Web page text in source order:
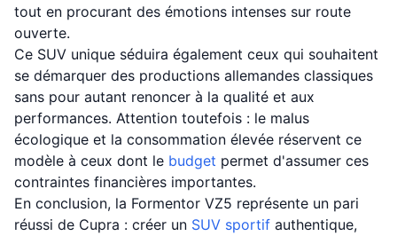
tout en procurant des émotions intenses sur route
ouverte.
Ce SUV unique séduira également ceux qui souhaitent
se démarquer des productions allemandes classiques
sans pour autant renoncer à la qualité et aux
performances. Attention toutefois : le malus
écologique et la consommation élevée réservent ce
modèle à ceux dont le budget permet d'assumer ces
contraintes financières importantes.
En conclusion, la Formentor VZ5 représente un pari
réussi de Cupra : créer un SUV sportif authentique,